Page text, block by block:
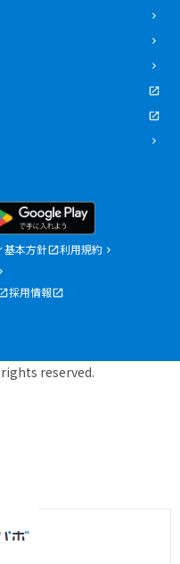
基本方針
利用規約
採用情報
reserved.